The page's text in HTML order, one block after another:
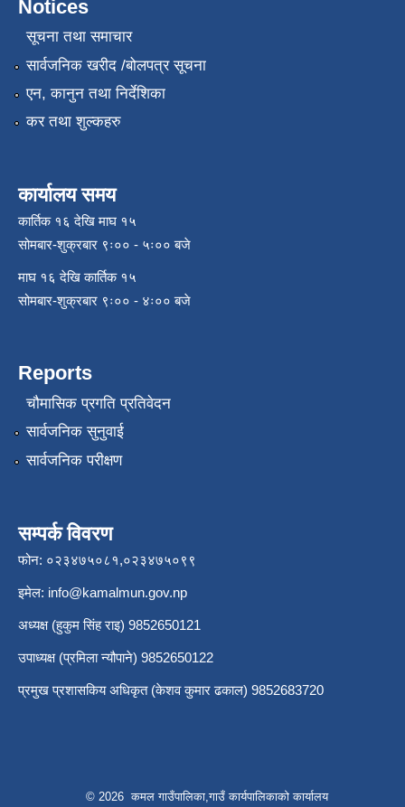
Notices
सूचना तथा समाचार
सार्वजनिक खरीद /बोलपत्र सूचना
एन, कानुन तथा निर्देशिका
कर तथा शुल्कहरु
कार्यालय समय
कार्तिक १६ देखि माघ १५
सोमबार-शुक्रबार ९ः०० - ५ः०० बजे
माघ १६ देखि कार्तिक १५
सोमबार-शुक्रबार ९ः०० - ४ः०० बजे
Reports
चौमासिक प्रगति प्रतिवेदन
सार्वजनिक सुनुवाई
सार्वजनिक परीक्षण
सम्पर्क विवरण
फोन: ०२३४७५०८१,०२३४७५०९९
इमेल: info@kamalmun.gov.np
अध्यक्ष (हुकुम सिंह राइ) 9852650121
उपाध्यक्ष (प्रमिला न्यौपाने) 9852650122
प्रमुख प्रशासकिय अधिकृत (केशव कुमार ढकाल) 9852683720
© 2026 कमल गाउँपालिका,गाउँ कार्यपालिकाको कार्यालय